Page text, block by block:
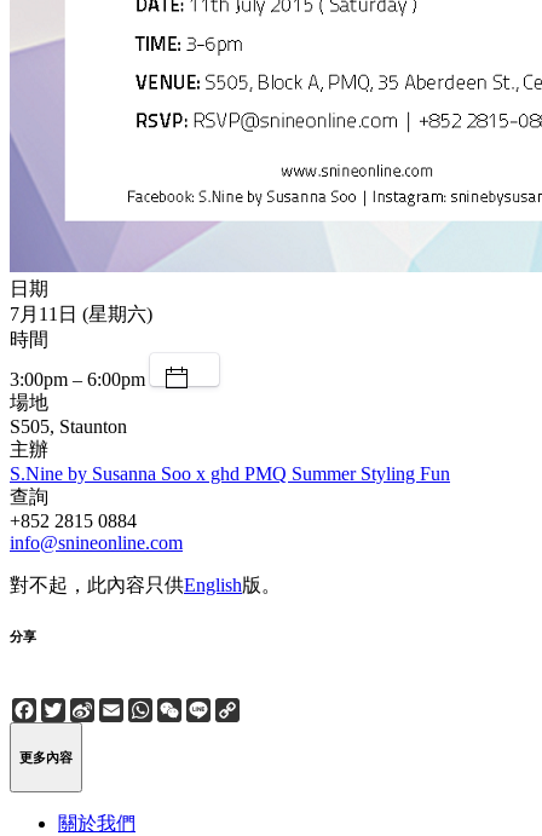
日期
7月11日 (星期六)
時間
3:00pm – 6:00pm
場地
S505, Staunton
主辦
S.Nine by Susanna Soo x ghd PMQ Summer Styling Fun
查詢
+852 2815 0884
info@snineonline.com
對不起，此內容只供English版。
分享
Facebook
Twitter
Sina
Weibo
EmailWhatsApp
WeChat
Line
更多內容
關於我們